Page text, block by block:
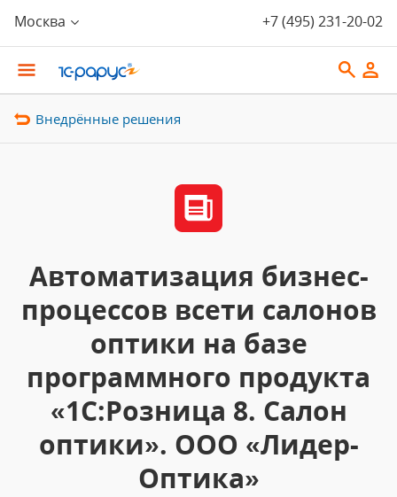
Москва +7 (495) 231-20-02
Внедрённые решения
Автоматизация бизнес-
процессов всети салонов
оптики на базе
программного продукта
«1С:Розница 8. Салон
оптики». ООО «Лидер-
Оптика»